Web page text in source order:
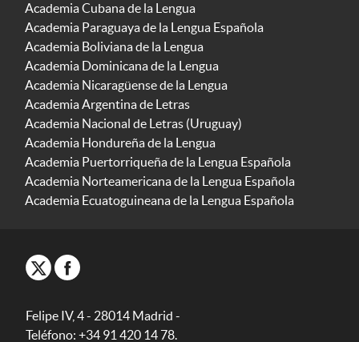
Academia Cubana de la Lengua
Academia Paraguaya de la Lengua Española
Academia Boliviana de la Lengua
Academia Dominicana de la Lengua
Academia Nicaragüense de la Lengua
Academia Argentina de Letras
Academia Nacional de Letras (Uruguay)
Academia Hondureña de la Lengua
Academia Puertorriqueña de la Lengua Española
Academia Norteamericana de la Lengua Española
Academia Ecuatoguineana de la Lengua Española
Felipe IV, 4 - 28014 Madrid -
Teléfono: +34 91 420 14 78.